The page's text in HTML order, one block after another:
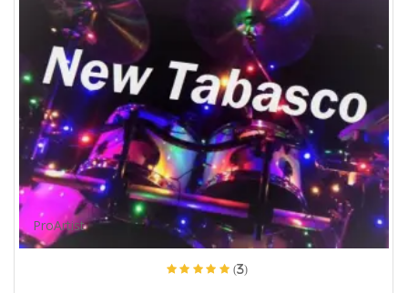
ProArtist
(3)